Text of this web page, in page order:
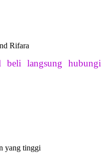
Rifara
langsung hubungi
yang tinggi